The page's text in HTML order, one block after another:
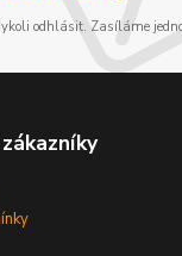
odhlásit. Zasíláme